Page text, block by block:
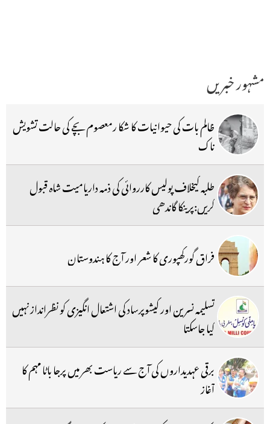
مشہور خبریں
ظالم بات کی حیوانیات کا شکا رمعصوم بچے کی حالت تشویش
ناک
طلبہ کیخلاف پولیس کارروائی کی ذمہ داریامیت شاہ قبول
کریں:پرینکا گاندھی
فراق گورکھپوری کا شعر اور آج کا ہندوستان
تسلیمہ نسرین اور کیشوپرساد کی اشتعال انگیزی کو نظرانداز نہیں
کیا جاسکتا
برقی عہدیداروں کی آج سے ریاست بھر میں پرجا باٹا مہم کا
آغاز